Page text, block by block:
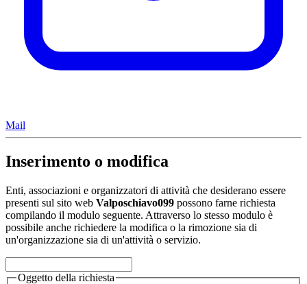
Mail
Inserimento o modifica
Enti, associazioni e organizzatori di attività che desiderano essere
presenti sul sito web Valposchiavo099 possono farne richiesta
compilando il modulo seguente. Attraverso lo stesso modulo è
possibile anche richiedere la modifica o la rimozione sia di
un'organizzazione sia di un'attività o servizio.
Oggetto della richiesta